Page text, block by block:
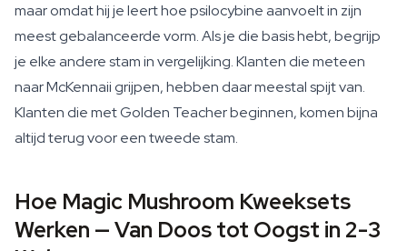
maar omdat hij je leert hoe psilocybine aanvoelt in zijn
meest gebalanceerde vorm. Als je die basis hebt, begrijp
je elke andere stam in vergelijking. Klanten die meteen
naar McKennaii grijpen, hebben daar meestal spijt van.
Klanten die met Golden Teacher beginnen, komen bijna
altijd terug voor een tweede stam.
Hoe Magic Mushroom Kweeksets
Werken — Van Doos tot Oogst in 2-3